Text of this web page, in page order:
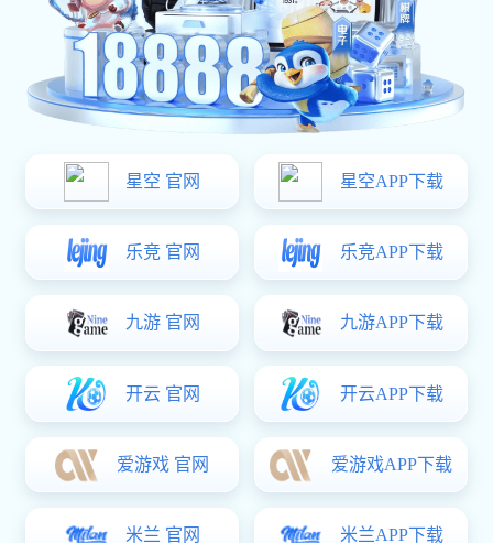
热门关键词： 手板表面处理
您的位置:长征娱乐 产品频道 > 小批量生产 长征娱乐: 小批
专新精密产品中心